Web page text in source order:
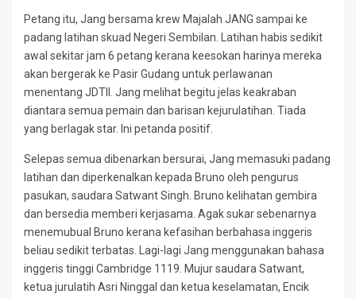
Petang itu, Jang bersama krew Majalah JANG sampai ke
padang latihan skuad Negeri Sembilan. Latihan habis sedikit
awal sekitar jam 6 petang kerana keesokan harinya mereka
akan bergerak ke Pasir Gudang untuk perlawanan
menentang JDTII. Jang melihat begitu jelas keakraban
diantara semua pemain dan barisan kejurulatihan. Tiada
yang berlagak star. Ini petanda positif.
Selepas semua dibenarkan bersurai, Jang memasuki padang
latihan dan diperkenalkan kepada Bruno oleh pengurus
pasukan, saudara Satwant Singh. Bruno kelihatan gembira
dan bersedia memberi kerjasama. Agak sukar sebenarnya
menemubual Bruno kerana kefasihan berbahasa inggeris
beliau sedikit terbatas. Lagi-lagi Jang menggunakan bahasa
inggeris tinggi Cambridge 1119. Mujur saudara Satwant,
ketua jurulatih Asri Ninggal dan ketua keselamatan, Encik